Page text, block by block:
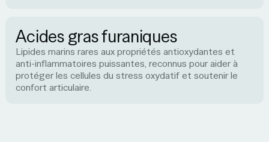
Acides gras furaniques
Lipides marins rares aux propriétés antioxydantes et
anti-inflammatoires puissantes, reconnus pour aider à
protéger les cellules du stress oxydatif et soutenir le
confort articulaire.